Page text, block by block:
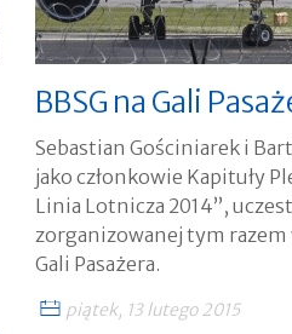
BBSG na Gali
Sebastian Gościniarek i
jako członkowie Kapituły
Linia Lotnicza 2014”,
zorganizowanej tym razem
Gali Pasażera.
piątek, 13 lutego 2015